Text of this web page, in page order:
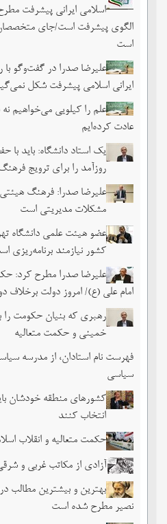
اسلامی ایرانی پیشرفت
است
علیرضا صدرا در گفت‌وگو با
ایرانی اسلامی پیشرفت شکل
علم را کیلویی می‌خواهیم نه
عادت کرده‌ایم
یک استاد دانشگاه: باید با
روزآمد را برای ترویج
علیرضا صدرا: فرهنگ
مشکلات مدیریتی است
عضو هیئت علمی دانشگاه
کشور نیازمند برنامه‌ریزی
علیرضا صدرا مطرح کرد:
امام علی (ع)/ امروز دولت برخلاف
رهبری که بنیان حکومت
خمینی و حکمت متعالیه
فهرست نام استادان، از مدرسه
سیاسی
کشورهای منطقه خودشان
انتخاب کنند
حکمت متعالیه و انقلاب
آزادی از مکاتب غربی و
بهترین و بیشترین مطالب
نصیر مطرح شده است